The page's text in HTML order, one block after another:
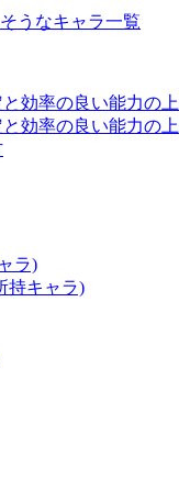
うなキャラ一覧
効率の良い能力の
効率の良い能力の
ラ)
持キャラ)